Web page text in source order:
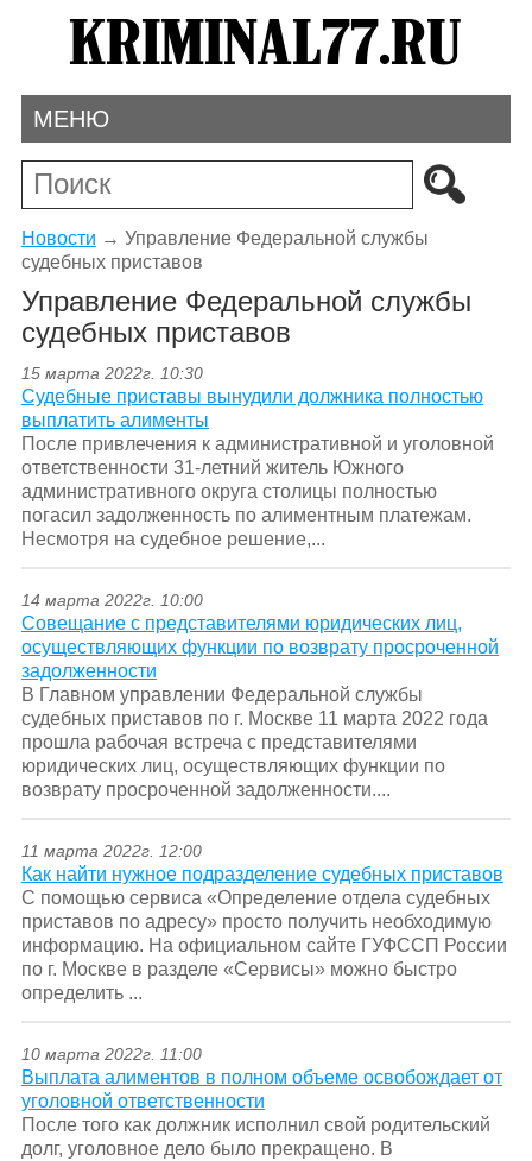
МЕНЮ
Новости → Управление Федеральной службы
судебных приставов
Управление Федеральной службы
судебных приставов
15 марта 2022г. 10:30
Судебные приставы вынудили должника полностью
выплатить алименты
После привлечения к административной и уголовной
ответственности 31-летний житель Южного
административного округа столицы полностью
погасил задолженность по алиментным платежам.
Несмотря на судебное решение,...
14 марта 2022г. 10:00
Совещание с представителями юридических лиц,
осуществляющих функции по возврату просроченной
задолженности
В Главном управлении Федеральной службы
судебных приставов по г. Москве 11 марта 2022 года
прошла рабочая встреча с представителями
юридических лиц, осуществляющих функции по
возврату просроченной задолженности....
11 марта 2022г. 12:00
Как найти нужное подразделение судебных приставов
C помощью сервиса «Определение отдела судебных
приставов по адресу» просто получить необходимую
информацию. На официальном сайте ГУФССП России
по г. Москве в разделе «Сервисы» можно быстро
определить ...
10 марта 2022г. 11:00
Выплата алиментов в полном объеме освобождает от
уголовной ответственности
После того как должник исполнил свой родительский
долг, уголовное дело было прекращено. В